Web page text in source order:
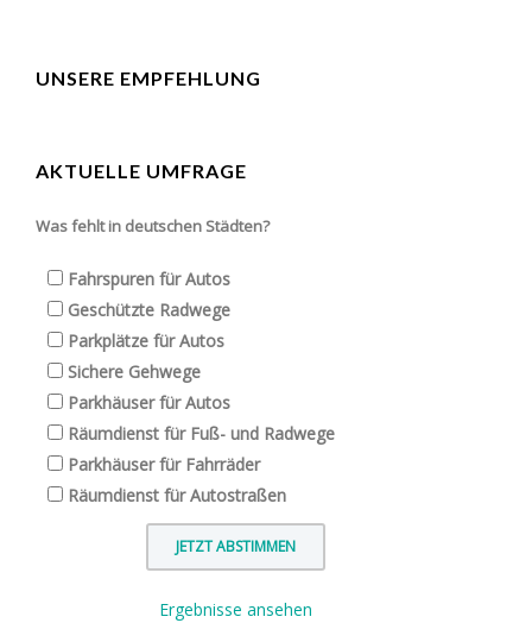
UNSERE EMPFEHLUNG
AKTUELLE UMFRAGE
Was fehlt in deutschen Städten?
Fahrspuren für Autos
Geschützte Radwege
Parkplätze für Autos
Sichere Gehwege
Parkhäuser für Autos
Räumdienst für Fuß- und Radwege
Parkhäuser für Fahrräder
Räumdienst für Autostraßen
Ergebnisse ansehen